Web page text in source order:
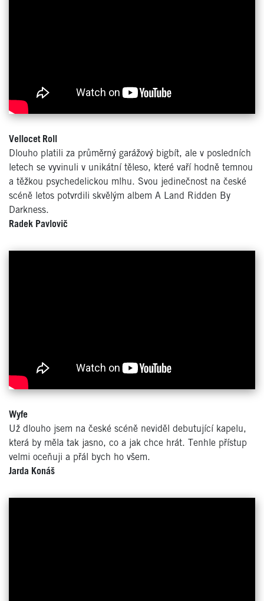
Vellocet Roll
Dlouho platili za průměrný garážový bigbít, ale v posledních
letech se vyvinuli v unikátní těleso, které vaří hodně temnou
a těžkou psychedelickou mlhu. Svou jedinečnost na české
scéně letos potvrdili skvělým albem A Land Ridden By
Darkness.
Radek Pavlovič
Wyfe
Už dlouho jsem na české scéně neviděl debutující kapelu,
která by měla tak jasno, co a jak chce hrát. Tenhle přístup
velmi oceňuji a přál bych ho všem.
Jarda Konáš